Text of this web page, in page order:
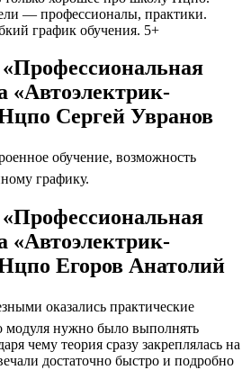
— профессионалы, практики.
график обучения. 5+
«Автоэлектрик-
Сергей Увранов
обучение, возможность
графику.
«Автоэлектрик-
Егоров Анатолий
оказались практические
модуля нужно было выполнять
чему теория сразу закреплялась на
достаточно быстро и подробно